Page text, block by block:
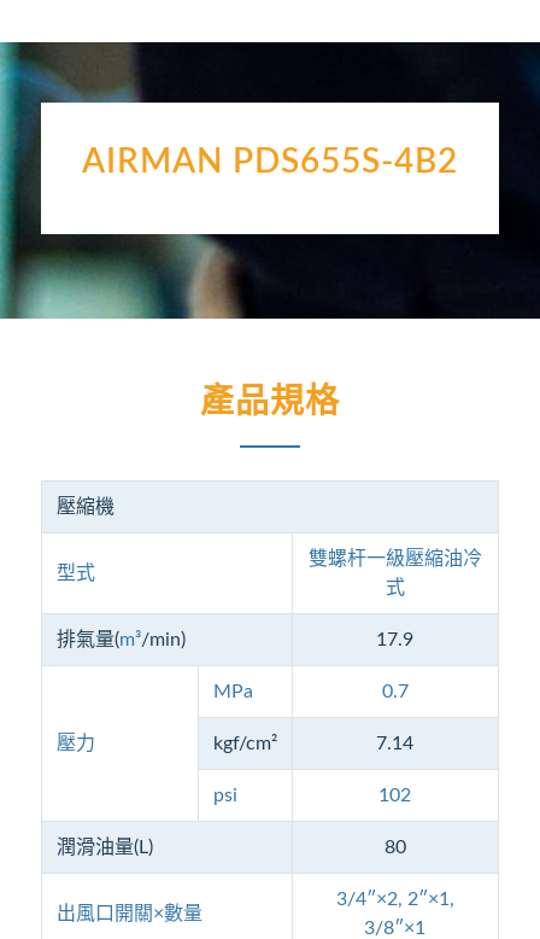
AIRMAN PDS655S-4B2
產品規格
壓縮機
型式
雙螺杆一級壓縮油冷
式
排氣量(m³/min) 17.9
壓力
MPa 0.7
kgf/cm² 7.14
psi 102
潤滑油量(L) 80
出風口開關×數量
3/4″×2, 2″×1,
3/8″×1